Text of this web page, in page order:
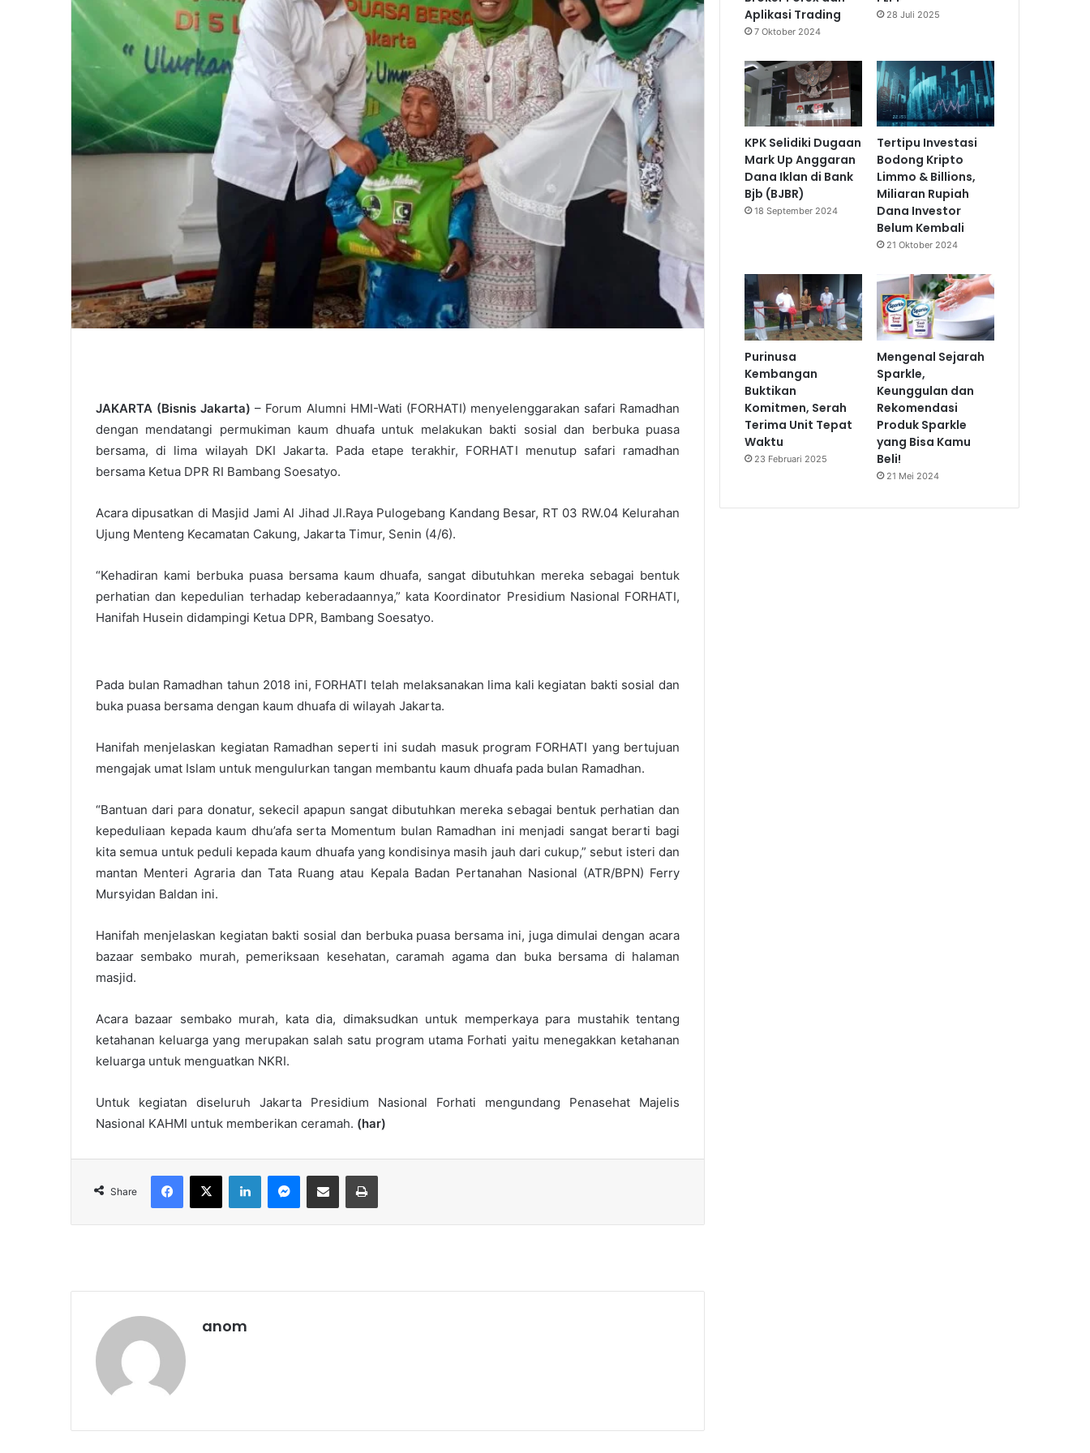
JAKARTA (Bisnis Jakarta) – Forum Alumni HMI-Wati (FORHATI) menyelenggarakan safari Ramadhan
dengan mendatangi permukiman kaum dhuafa untuk melakukan bakti sosial dan berbuka puasa
bersama, di lima wilayah DKI Jakarta. Pada etape terakhir, FORHATI menutup safari ramadhan
bersama Ketua DPR RI Bambang Soesatyo.
Acara dipusatkan di Masjid Jami Al Jihad Jl.Raya Pulogebang Kandang Besar, RT 03 RW.04 Kelurahan
Ujung Menteng Kecamatan Cakung, Jakarta Timur, Senin (4/6).
“Kehadiran kami berbuka puasa bersama kaum dhuafa, sangat dibutuhkan mereka sebagai bentuk
perhatian dan kepedulian terhadap keberadaannya,” kata Koordinator Presidium Nasional FORHATI,
Hanifah Husein didampingi Ketua DPR, Bambang Soesatyo.
Pada bulan Ramadhan tahun 2018 ini, FORHATI telah melaksanakan lima kali kegiatan bakti sosial dan
buka puasa bersama dengan kaum dhuafa di wilayah Jakarta.
Hanifah menjelaskan kegiatan Ramadhan seperti ini sudah masuk program FORHATI yang bertujuan
mengajak umat Islam untuk mengulurkan tangan membantu kaum dhuafa pada bulan Ramadhan.
“Bantuan dari para donatur, sekecil apapun sangat dibutuhkan mereka sebagai bentuk perhatian dan
kepeduliaan kepada kaum dhu’afa serta Momentum bulan Ramadhan ini menjadi sangat berarti bagi
kita semua untuk peduli kepada kaum dhuafa yang kondisinya masih jauh dari cukup,” sebut isteri dan
mantan Menteri Agraria dan Tata Ruang atau Kepala Badan Pertanahan Nasional (ATR/BPN) Ferry
Mursyidan Baldan ini.
Hanifah menjelaskan kegiatan bakti sosial dan berbuka puasa bersama ini, juga dimulai dengan acara
bazaar sembako murah, pemeriksaan kesehatan, caramah agama dan buka bersama di halaman
masjid.
Acara bazaar sembako murah, kata dia, dimaksudkan untuk memperkaya para mustahik tentang
ketahanan keluarga yang merupakan salah satu program utama Forhati yaitu menegakkan ketahanan
keluarga untuk menguatkan NKRI.
Untuk kegiatan diseluruh Jakarta Presidium Nasional Forhati mengundang Penasehat Majelis
Nasional KAHMI untuk memberikan ceramah. (har)
Share
anom
Aplikasi Trading
7 Oktober 2024
28 Juli 2025
KPK Selidiki Dugaan
Mark Up Anggaran
Dana Iklan di Bank
Bjb (BJBR)
18 September 2024
Tertipu Investasi
Bodong Kripto
Limmo & Billions,
Miliaran Rupiah
Dana Investor
Belum Kembali
21 Oktober 2024
Purinusa
Kembangan
Buktikan
Komitmen, Serah
Terima Unit Tepat
Waktu
23 Februari 2025
Mengenal Sejarah
Sparkle,
Keunggulan dan
Rekomendasi
Produk Sparkle
yang Bisa Kamu
Beli!
21 Mei 2024